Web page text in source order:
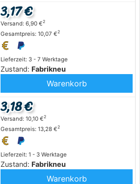
Lieferzeit: 3 - 7 Werktage
Zustand: Fabrikneu
3,17 €
Versand: 6,90 €2
Gesamtpreis: 10,07 €2
Warenkorb
Lieferzeit: 1 - 3 Werktage
Zustand: Fabrikneu
3,18 €
Versand: 10,10 €2
Gesamtpreis: 13,28 €2
Warenkorb